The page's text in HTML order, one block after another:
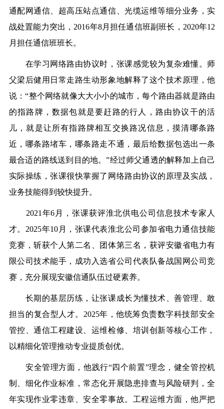
通配网通信、超高压站点通信、光缆运维等细分业务，实
战处置能力突出，2016年8月担任通信班副班长，2020年12
月担任通信班班长。
在学习网络路由协议时，张课感觉较为复杂难懂。师
父梁后健用日常走路生动形象地解释了这个技术原理，他
说：“整个网络就像大大小小的城市，每个路由器就是路由
的指路牌，数据包就是要赶路的行人，路由协议干的活
儿，就是让所有指路牌相互交换路况信息，摸清哪条路
近，哪条路堵车，哪条路走不通，最后给数据包选出一条
最合适的路线送到目的地。”经过师父通透的解释加上自己
实际操练，张课很快掌握了网络路由协议的原理及实战，
业务技能得到较快提升。
2021年6月，张课获评淮北供电公司信息技术专家人
才。2025年10月，张课代表淮北公司参加省电力通信技能
竞赛，斩获个人第二名、团体第三名，获评安徽省电力有
限公司技术能手，成功入选省公司代表队备战国网公司竞
赛，充分展现安徽信通队伍过硬素养。
长期的基层历练，让张课成长为懂技术、善管理、敢
担当的复合型人才。2025年，他统筹负责数字科技部安全
管控、通信工程建设、运维检修、培训创新等核心工作，
以精细化管理推动专业提质创优。
安全管理方面，他践行“四个前置”理念，健全管控机
制、细化作业标准，常态化开展隐患排查与风险研判，全
年实现作业零违章、安全零事故。工程运维方面，他严把